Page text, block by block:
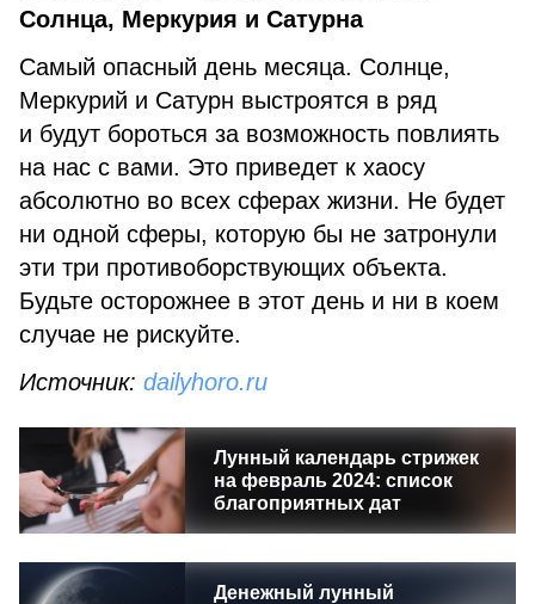
Солнца, Меркурия и Сатурна
Самый опасный день месяца. Солнце,
Меркурий и Сатурн выстроятся в ряд
и будут бороться за возможность повлиять
на нас с вами. Это приведет к хаосу
абсолютно во всех сферах жизни. Не будет
ни одной сферы, которую бы не затронули
эти три противоборствующих объекта.
Будьте осторожнее в этот день и ни в коем
случае не рискуйте.
Источник: dailyhoro.ru
Лунный календарь стрижек
на февраль 2024: список
благоприятных дат
Денежный лунный